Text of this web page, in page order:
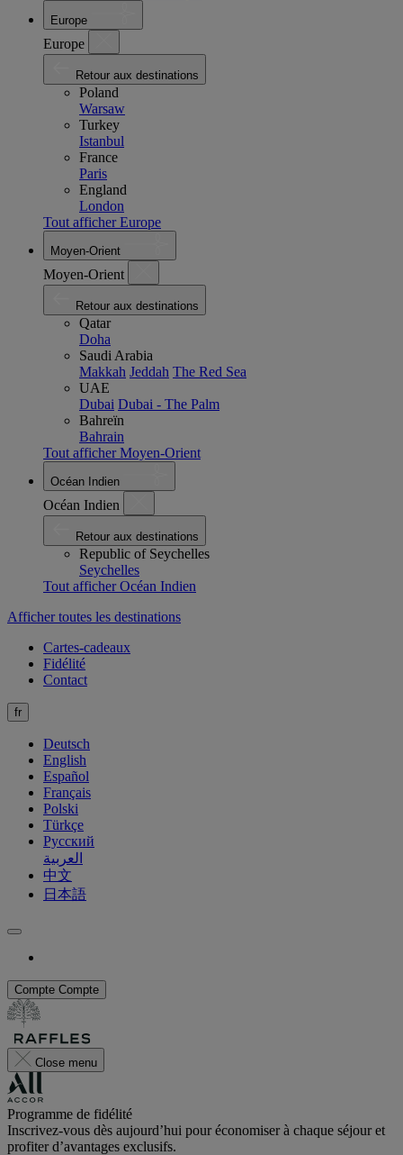
Europe
Europe
Retour aux destinations
Poland
Warsaw
Turkey
Istanbul
France
Paris
England
London
Tout afficher Europe
Moyen-Orient
Moyen-Orient
Retour aux destinations
Qatar
Doha
Saudi Arabia
Makkah Jeddah The Red Sea
UAE
Dubai Dubai - The Palm
Bahreïn
Bahrain
Tout afficher Moyen-Orient
Océan Indien
Océan Indien
Retour aux destinations
Republic of Seychelles
Seychelles
Tout afficher Océan Indien
Afficher toutes les destinations
Cartes-cadeaux
Fidélité
Contact
fr
Deutsch
English
Español
Français
Polski
Türkçe
Русский
العربية
中文
日本語
Compte Compte
Close menu
Programme de fidélité
Inscrivez-vous dès aujourd’hui pour économiser à chaque séjour et
profiter d’avantages exclusifs.